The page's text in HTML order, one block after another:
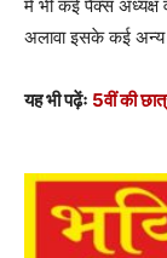
में भी कई पैक्स अध्यक्ष
अलावा इसके कई अन्य
यह भी पढ़ेंः 5वीं की